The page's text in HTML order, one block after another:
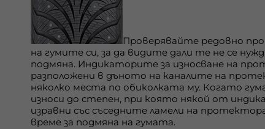
Проверявайте редовно
на гумите си, за да видите дали те не се
подмяна. Индикаторите за износване на
разположени в дъното на каналите на
няколко места по обиколката му. Когато
износи до степен, при която някой от
изравни със съседните ламели на
време за подмяна на гумата.